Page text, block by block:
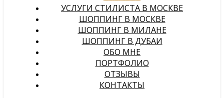
УСЛУГИ СТИЛИСТА В МОСКВЕ
ШОППИНГ В МОСКВЕ
ШОППИНГ В МИЛАНЕ
ШОППИНГ В ДУБАИ
ОБО МНЕ
ПОРТФОЛИО
ОТЗЫВЫ
КОНТАКТЫ